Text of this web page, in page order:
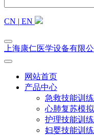
CN | EN
上海康仁医学设备有限公
网站首页
产品中心
急救技能训
心肺复苏模拟
护理技能训
妇婴技能训